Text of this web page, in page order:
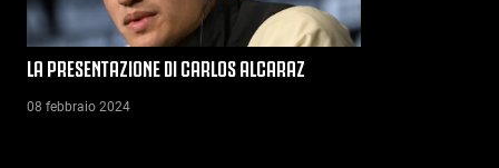
LA PRESENTAZIONE DI CARLOS ALCARAZ
08 febbraio 2024